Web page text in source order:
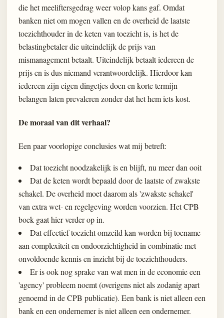
die het meeliftersgedrag weer volop kans gaf. Omdat
banken niet om mogen vallen en de overheid de laatste
toezichthouder in de keten van toezicht is, is het de
belastingbetaler die uiteindelijk de prijs van
mismanagement betaalt. Uiteindelijk betaalt iedereen de
prijs en is dus niemand verantwoordelijk. Hierdoor kan
iedereen zijn eigen dingetjes doen en korte termijn
belangen laten prevaleren zonder dat het hem iets kost.
De moraal van dit verhaal?
Een paar voorlopige conclusies wat mij betreft:
Dat toezicht noodzakelijk is en blijft, nu meer dan ooit
Dat de keten wordt bepaald door de laatste of zwakste
schakel. De overheid moet daarom als 'zwakste schakel'
van extra wet- en regelgeving worden voorzien. Het CPB
boek gaat hier verder op in.
Dat effectief toezicht omzeild kan worden bij toename
aan complexiteit en ondoorzichtigheid in combinatie met
onvoldoende kennis en inzicht bij de toezichthouders.
Er is ook nog sprake van wat men in de economie een
'agency' probleem noemt (overigens niet als zodanig apart
genoemd in de CPB publicatie). Een bank is niet alleen een
bank en een ondernemer is niet alleen een ondernemer.